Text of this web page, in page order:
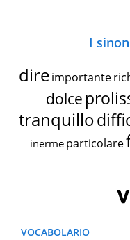
I
dire importante
dolce
tranquillo
inerme particolare
VOCABOLARIO